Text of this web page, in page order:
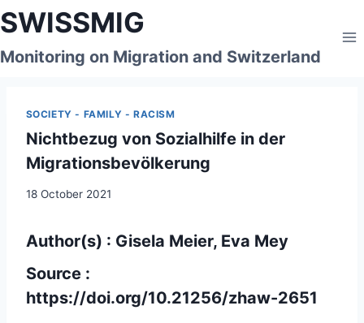
Skip
to
content
SWISSMIG
Monitoring on Migration and Switzerland
SOCIETY - FAMILY - RACISM
Nichtbezug von Sozialhilfe in der
Migrationsbevölkerung
18 October 2021
Author(s) : Gisela Meier, Eva Mey
Source :
https://doi.org/10.21256/zhaw-2651